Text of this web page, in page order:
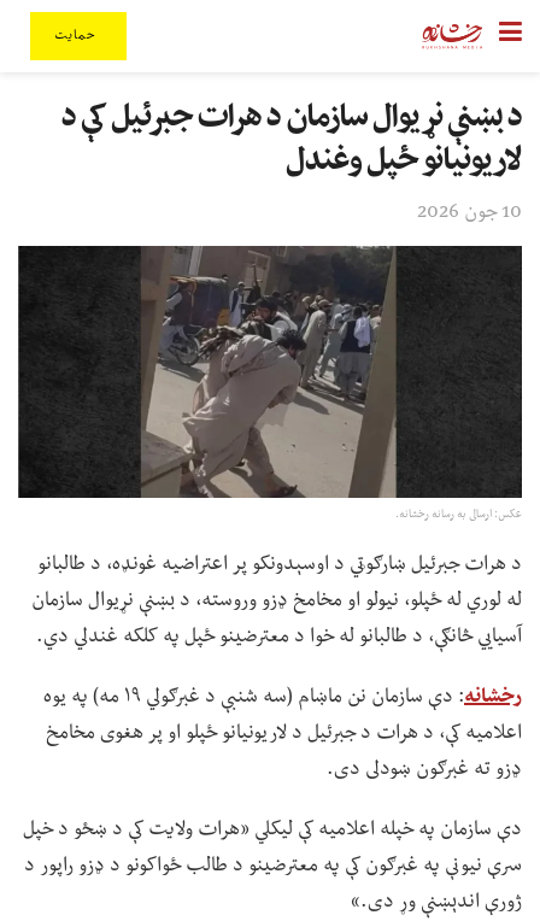
حمایت
د بښنې نړیوال سازمان د هرات جبرئیل کې د
لاریونیانو ځپل وغندل
10 جون 2026
عکس: ارسالی به رسانه رخشانه.
د هرات جبرئیل ښارګوټي د اوسېدونکو پر اعتراضیه غونډه، د طالبانو
له لوري له ځپلو، نیولو او مخامخ ډزو وروسته، د بښنې نړیوال سازمان
آسیايي څانګې، د طالبانو له خوا د معترضینو ځپل په کلکه غندلي دي.
رخشانه
: دې سازمان نن ماښام (سه شنبې د غبرګولي ۱۹ مه) په یوه
اعلامیه کې، د هرات د جبرئیل د لاریونیانو ځپلو او پر هغوی مخامخ
ډزو ته غبرګون ښودلی دی.
دې سازمان په خپله اعلامیه کې لیکلي «هرات ولایت کې د ښځو د خپل
سرې نیونې په غبرګون کې په معترضینو د طالب ځواکونو د ډزو راپور د
ژورې اندېښنې وړ دی.»